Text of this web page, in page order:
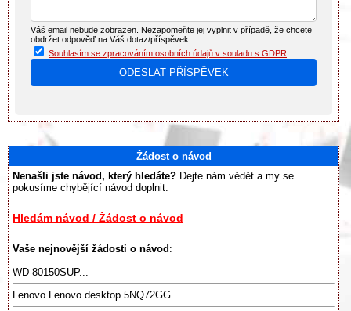
Váš email nebude zobrazen. Nezapomeňte jej vyplnit v případě, že chcete
obdržet odpověď na Váš dotaz/příspěvek.
Souhlasím se zpracováním osobních údajů v souladu s GDPR
Žádost o návod
Nenašli jste návod, který hledáte? Dejte nám vědět a my se
pokusíme chybějící návod doplnit:
Hledám návod / Žádost o návod
Vaše nejnovější žádosti o návod :
WD-80150SUP...
Lenovo Lenovo desktop 5NQ72GG ...